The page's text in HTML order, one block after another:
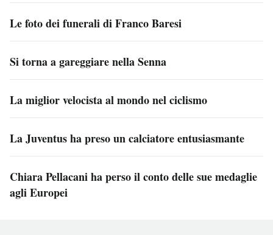
Le foto dei funerali di Franco Baresi
Si torna a gareggiare nella Senna
La miglior velocista al mondo nel ciclismo
La Juventus ha preso un calciatore entusiasmante
Chiara Pellacani ha perso il conto delle sue medaglie
agli Europei